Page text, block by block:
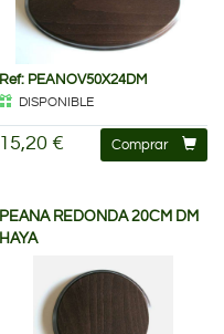
Ref: PEANOV50X24DM
DISPONIBLE
15,20 € Comprar
PEANA REDONDA 20CM DM
HAYA